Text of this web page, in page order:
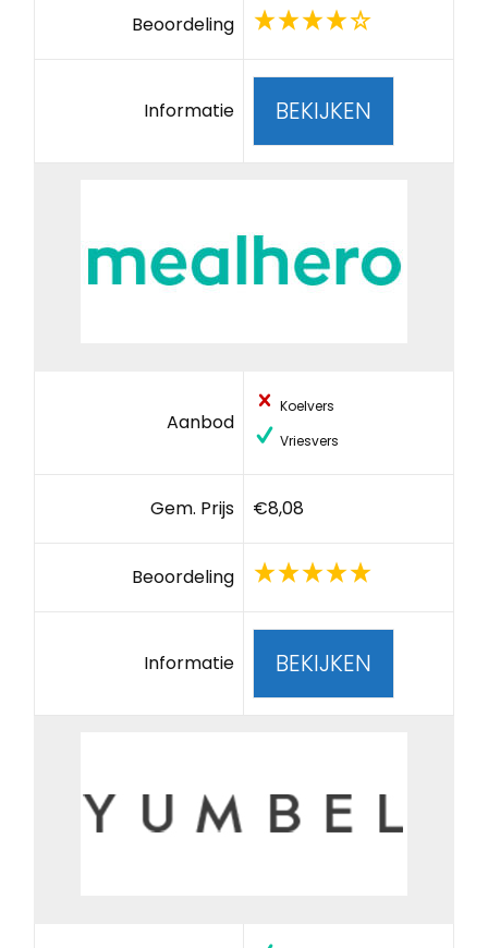
Beoordeling
Informatie BEKIJKEN
Aanbod
Koelvers
Vriesvers
Gem. Prijs €8,08
Beoordeling
Informatie BEKIJKEN